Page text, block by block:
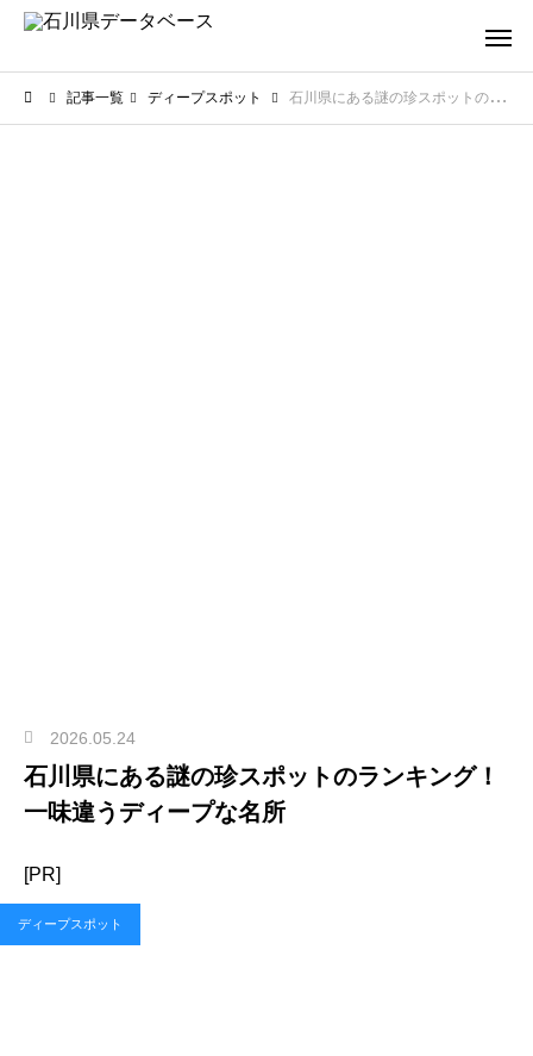
記事一覧 ディープスポット 石川県にある謎の珍スポットのランキング！一味違うディープな名所
2026.05.24
石川県にある謎の珍スポットのランキング！
一味違うディープな名所
[PR]
ディープスポット